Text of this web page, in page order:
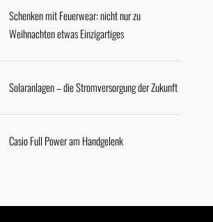
Schenken mit Feuerwear: nicht nur zu
Weihnachten etwas Einzigartiges
Solaranlagen – die Stromversorgung der Zukunft
Casio Full Power am Handgelenk